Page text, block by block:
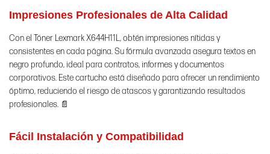
Impresiones Profesionales de Alta Calidad
Con el Tóner Lexmark X644H11L, obtén impresiones nítidas y
consistentes en cada página. Su fórmula avanzada asegura textos en
negro profundo, ideal para contratos, informes y documentos
corporativos. Este cartucho está diseñado para ofrecer un rendimiento
óptimo, reduciendo el riesgo de atascos y garantizando resultados
profesionales. 📄
Fácil Instalación y Compatibilidad